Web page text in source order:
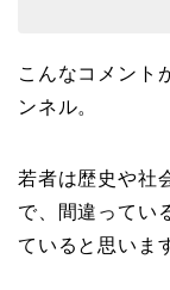
こんなコメント
ンネル。
若者は歴史や社
で、間違ってい
ていると思いま